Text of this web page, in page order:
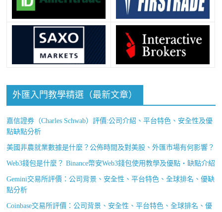
外匯入門教學精選（最新文章）
嘉信證券（Charles Schwab）評價:公司介紹、平台特色、安全性及優
點缺點分析
美國非農就業數據是什麼？公佈時間及對美股、外匯市場有何影響？
Web3錢包是什麼？ Binance幣安Web3錢包使用教學及優點・缺點介紹
Gemini交易所評價：公司背景、安全性、平台特色、全球排名、優缺
點分析
Coinbase交易所評價：公司背景、安全性、平台特色、全球排名、優